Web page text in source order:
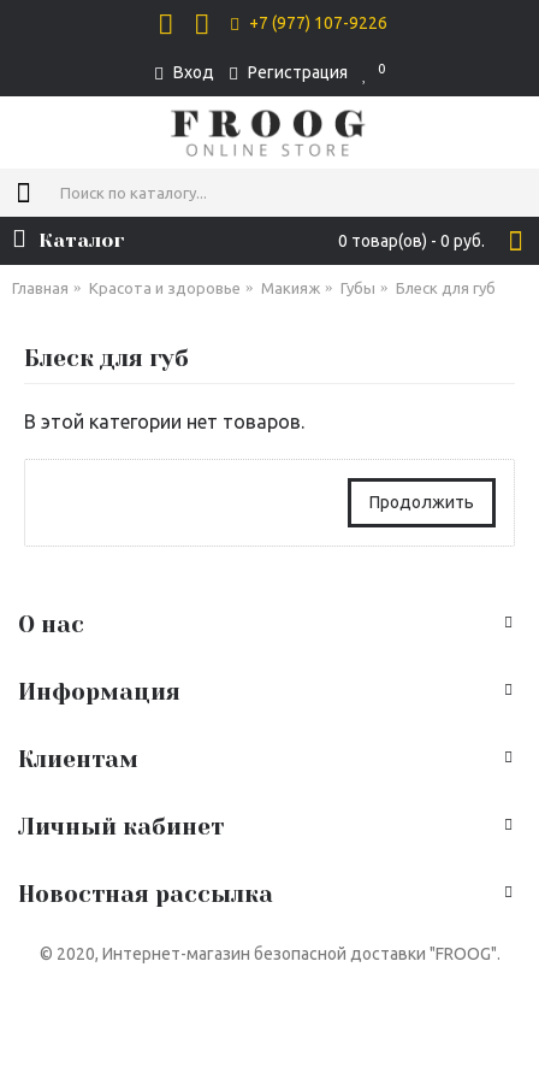
+7 (977) 107-9226
Вход Регистрация 0
0 товар(ов) - 0 руб.
Каталог
Главная Красота и здоровье Макияж Губы Блеск для губ
Блеск для губ
В этой категории нет товаров.
Продолжить
О нас
Информация
Клиентам
Личный кабинет
Новостная рассылка
© 2020, Интернет-магазин безопасной доставки "FROOG".